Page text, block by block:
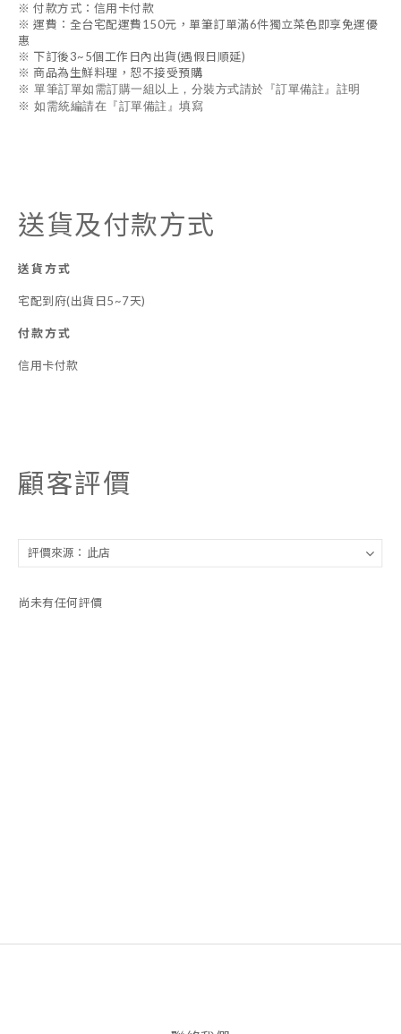
※ 付款方式：信用卡付款
※ 運費：全台宅配運費150元，單筆訂單滿6件獨立菜色即享免運優
惠
※ 下訂後3~5個工作日內出貨(遇假日順延)
※ 商品為生鮮料理，恕不接受預購
※ 單筆訂單如需訂購一組以上，分裝方式請於『訂單備註』註明
※ 如需統編請在『訂單備註』填寫
送貨及付款方式
送貨方式
宅配到府(出貨日5~7天)
付款方式
信用卡付款
顧客評價
尚未有任何評價